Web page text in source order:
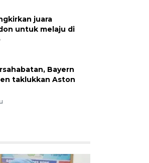
juara
untuk melaju di
Bayern
taklukkan Aston